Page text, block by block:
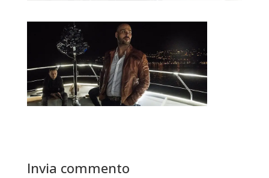
Invia commento